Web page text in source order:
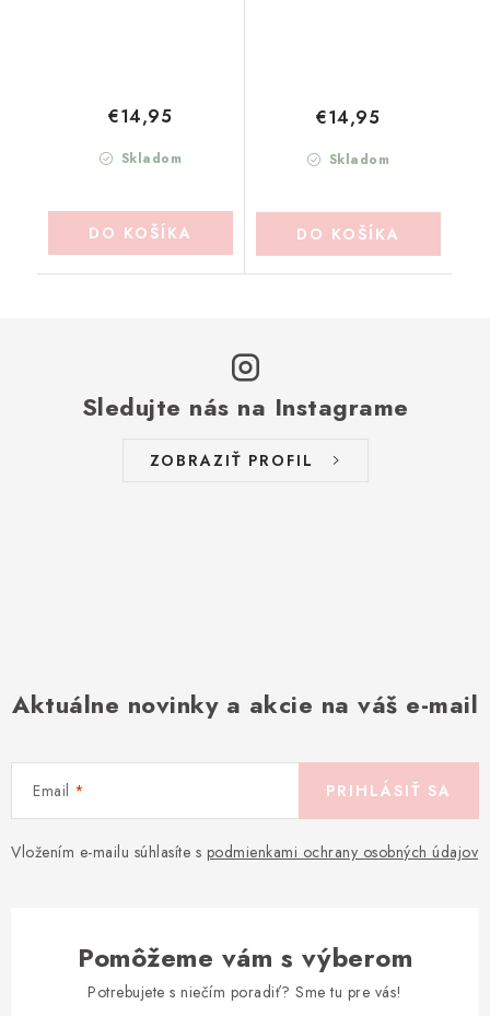
Skladom
€14,95
DO KOŠÍKA
Skladom
€14,95
DO KOŠÍKA
Sledujte nás na Instagrame
ZOBRAZIŤ PROFIL
Aktuálne novinky a akcie na váš e-mail
Email
Vložením e-mailu súhlasíte s podmienkami ochrany osobných údajov
PRIHLÁSIŤ SA
Pomôžeme vám s výberom
Potrebujete s niečím poradiť? Sme tu pre vás!